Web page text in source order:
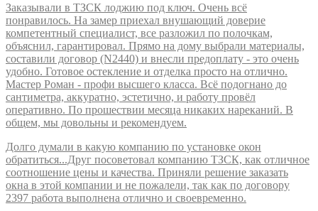
Заказывали в ТЗСК лоджию под ключ. Очень всё
понравилось. На замер приехал внушающий доверие
компетентный специалист, все разложил по полочкам,
объяснил, гарантировал. Прямо на дому выбрали материалы,
составили договор (N2440) и внесли предоплату - это очень
удобно. Готовое остекление и отделка просто на отлично.
Мастер Роман - профи высшего класса. Всё подогнано до
сантиметра, аккуратно, эстетично, и работу провёл
оперативно. По прошествии месяца никаких нареканий. В
общем, мы довольны и рекомендуем.
Долго думали в какую компанию по установке окон
обратиться...Друг посоветовал компанию ТЗСК, как отличное
соотношение цены и качества. Приняли решение заказать
окна в этой компании и не пожалели, так как по договору
2397 работа выполнена отлично и своевременно.